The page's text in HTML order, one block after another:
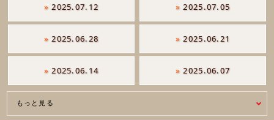
» 2025.07.12 » 2025.07.05
» 2025.06.28 » 2025.06.21
» 2025.06.14 » 2025.06.07
もっと見る